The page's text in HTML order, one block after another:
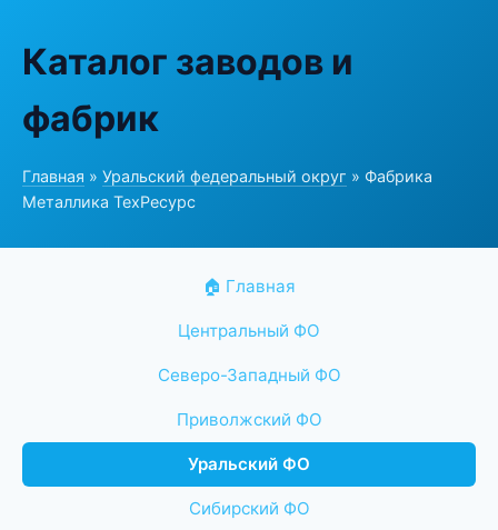
Каталог заводов и
фабрик
Главная » Уральский федеральный округ » Фабрика
Металлика ТехРесурс
🏠 Главная
Центральный ФО
Северо-Западный ФО
Приволжский ФО
Уральский ФО
Сибирский ФО